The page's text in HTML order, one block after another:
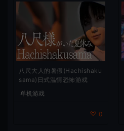
八尺大人的暑假(Hachishaku
sama)日式温情恐怖游戏
单机游戏
0